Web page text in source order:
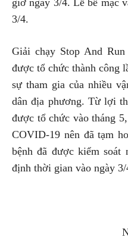
giờ ngày 3/4. Lễ bế mạc
3/4.
Giải chạy Stop And
được tổ chức thành công
sự tham gia của nhiều
dân địa phương. Từ lợi
được tổ chức vào tháng
COVID-19 nên đã tạm
bệnh đã được kiểm
định thời gian vào ngày 3/